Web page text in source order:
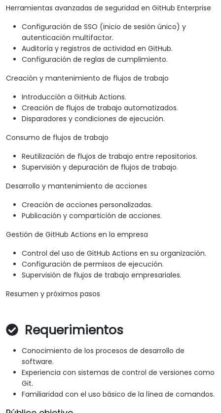
Herramientas avanzadas de seguridad en GitHub Enterprise
Configuración de SSO (inicio de sesión único) y
autenticación multifactor.
Auditoría y registros de actividad en GitHub.
Configuración de reglas de cumplimiento.
Creación y mantenimiento de flujos de trabajo
Introducción a GitHub Actions.
Creación de flujos de trabajo automatizados.
Disparadores y condiciones de ejecución.
Consumo de flujos de trabajo
Reutilización de flujos de trabajo entre repositorios.
Supervisión y depuración de flujos de trabajo.
Desarrollo y mantenimiento de acciones
Creación de acciones personalizadas.
Publicación y compartición de acciones.
Gestión de GitHub Actions en la empresa
Control del uso de GitHub Actions en su organización.
Configuración de permisos de ejecución.
Supervisión de flujos de trabajo empresariales.
Resumen y próximos pasos
Requerimientos
Conocimiento de los procesos de desarrollo de
software.
Experiencia con sistemas de control de versiones como
Git.
Familiaridad con el uso básico de la línea de comandos.